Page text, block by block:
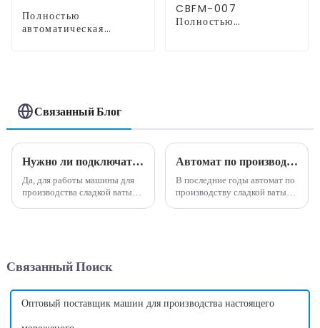
Полностью
автоматическая
CBFM-007
Полностью
Связанный Блог
Нужно ли подключать машины для производства сладкой ваты??
Да, для работы машины для
производства сладкой ваты
от страны в зависимости от
этой стране. ...
Автомат по производству сладкой ваты: приятная тенденция в вендинговой индустрии
В последние годы автомат по
производству сладкой ваты
Связанный Поиск
Оптовый поставщик машин для производства настоящего